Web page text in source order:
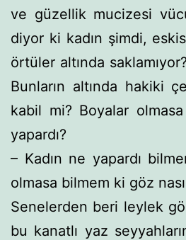
ve güzellik mucizesi
diyor ki kadın şimdi,
örtüler altında
Bunların altında hakiki
kabil mi? Boyalar
yapardı?
– Kadın ne yapardı
olmasa bil­mem ki göz
Senelerden beri leylek
bu kanatlı yaz